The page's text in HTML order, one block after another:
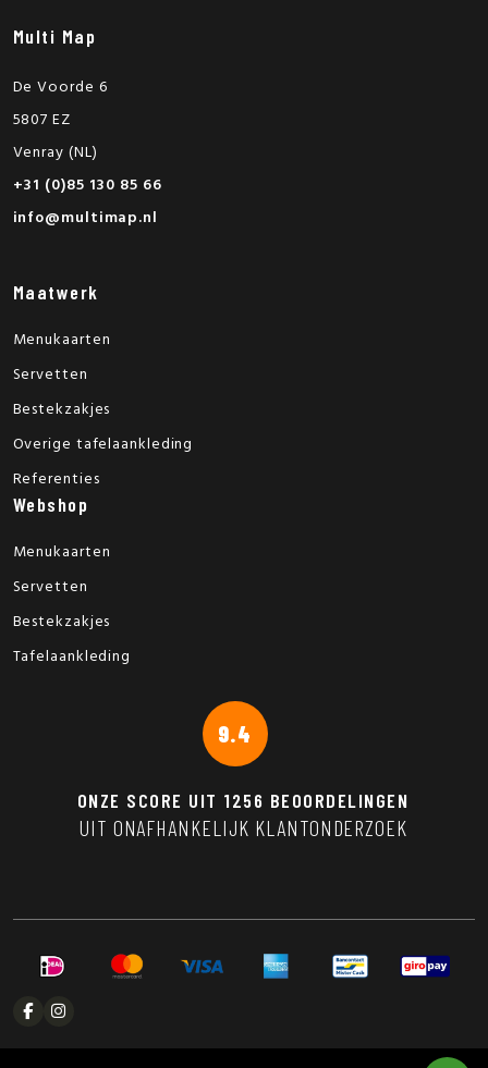
Multi Map
De Voorde 6
5807 EZ
Venray (NL)
+31 (0)85 130 85 66
info@multimap.nl
Maatwerk
Menukaarten
Servetten
Bestekzakjes
Overige tafelaankleding
Referenties
Webshop
Menukaarten
Servetten
Bestekzakjes
Tafelaankleding
9.4
ONZE SCORE UIT 1256 BEOORDELINGEN
UIT ONAFHANKELIJK KLANTONDERZOEK